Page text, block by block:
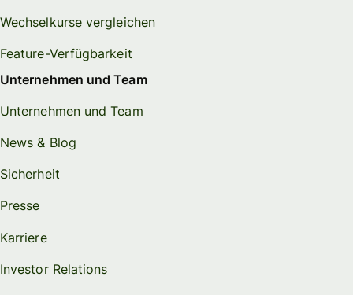
Wechselkurse vergleichen
Feature-Verfügbarkeit
Unternehmen und Team
Unternehmen und Team
News & Blog
Sicherheit
Presse
Karriere
Investor Relations